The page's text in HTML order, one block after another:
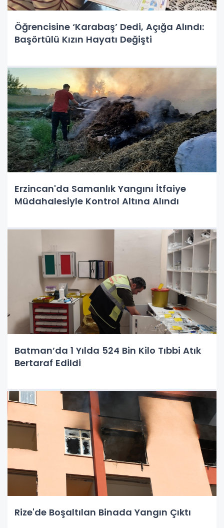
Öğrencisine ‘Karabaş’ Dedi, Açığa Alındı:
Başörtülü Kızın Hayatı Değişti
Erzincan'da Samanlık Yangını İtfaiye
Müdahalesiyle Kontrol Altına Alındı
Batman’da 1 Yılda 524 Bin Kilo Tıbbi Atık
Bertaraf Edildi
Rize'de Boşaltılan Binada Yangın Çıktı